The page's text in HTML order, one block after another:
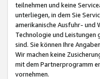
teilnehmen und keine
unterliegen, in dem Sie
amerikanische Ausfuhr- und
Technologie und
sind. Sie können Ihre
Wir machen keine
mit dem Partnerprogramm
vornehmen.